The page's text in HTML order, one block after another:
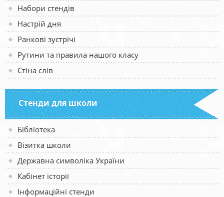
Набори стендів
Настрій дня
Ранкові зустрічі
Рутини та правила нашого класу
Стіна слів
Стенди для школи
Бібліотека
Візитка школи
Державна символіка України
Кабінет історії
Інформаційні стенди